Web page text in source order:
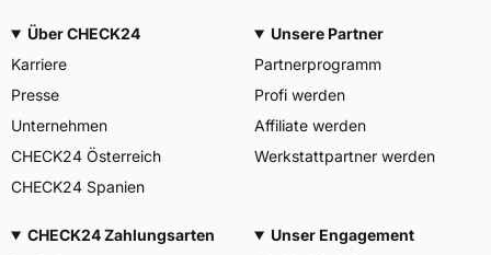
Über CHECK24
Karriere
Presse
Unternehmen
CHECK24 Österreich
CHECK24 Spanien
Unsere Partner
Partnerprogramm
Profi werden
Affiliate werden
Werkstattpartner werden
CHECK24 Zahlungsarten
Unser Engagement